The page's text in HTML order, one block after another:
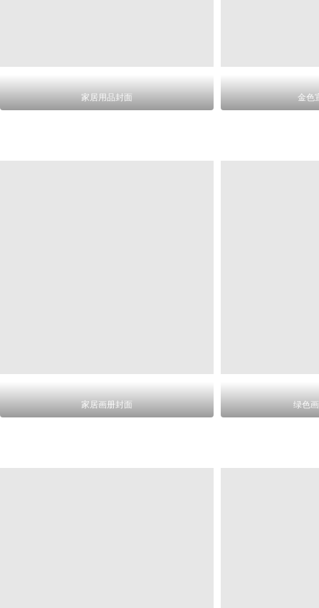
家居用品封面 金色
家居画册封面 绿色